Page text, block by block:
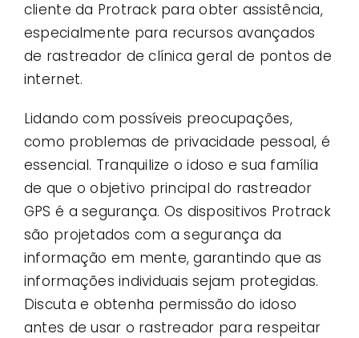
cliente da Protrack para obter assistência,
especialmente para recursos avançados
de rastreador de clínica geral de pontos de
internet.
Lidando com possíveis preocupações,
como problemas de privacidade pessoal, é
essencial. Tranquilize o idoso e sua família
de que o objetivo principal do rastreador
GPS é a segurança. Os dispositivos Protrack
são projetados com a segurança da
informação em mente, garantindo que as
informações individuais sejam protegidas.
Discuta e obtenha permissão do idoso
antes de usar o rastreador para respeitar